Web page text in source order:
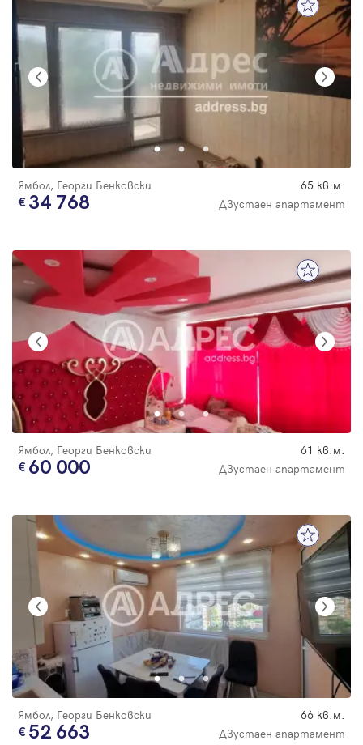
Ямбол, Георги Бенковски 65 кв.м.
34 768 Двустаен апартамент
Ямбол, Георги Бенковски 61 кв.м.
60 000 Двустаен апартамент
Ямбол, Георги Бенковски 66 кв.м.
52 663 Двустаен апартамент